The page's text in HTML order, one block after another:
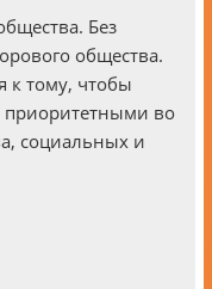
Без
общества.
к тому, чтобы
приоритетными во
социальных и